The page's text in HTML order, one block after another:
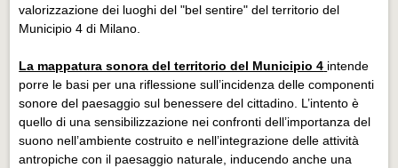
valorizzazione dei luoghi del "bel sentire" del territorio del
Municipio 4 di Milano.
La mappatura sonora del territorio del Municipio 4 intende
porre le basi per una riflessione sull’incidenza delle componenti
sonore del paesaggio sul benessere del cittadino. L’intento è
quello di una sensibilizzazione nei confronti dell’importanza del
suono nell’ambiente costruito e nell’integrazione delle attività
antropiche con il paesaggio naturale, inducendo anche una